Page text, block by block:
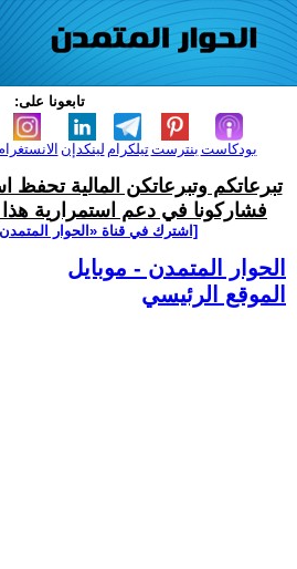
تابعونا على:
لينكدإن تيلكرامبنترست بودكاست
تبرعاتكم وتبرعاتكن المالية تحفظ
فشاركونا في دعم استمرارية هذا
[اشترك في قناة ‫«الحوار
الحوار المتمدن - موبايل
الموقع الرئيسي